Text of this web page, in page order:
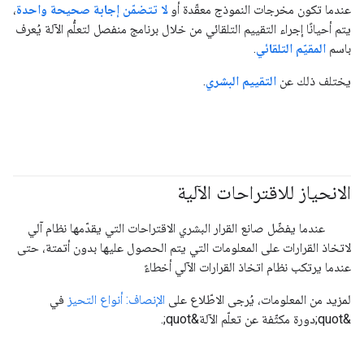
عندما تكون مخرجات النموذج معقّدة أولا تتضمّن إجابة صحيحة واحدة،
يتم أحيانًا إجراء التقييم التلقائي من خلال برنامج منفصل لتعلُّم الآلة يُعرف
باسم المقيّم التلقائي.
يختلف ذلك عن التقييم البشري.
الانحياز للاقتراحات الآلية
عندما يفضّل صانع القرار البشري الاقتراحات التي يقدّمها نظام آلي
لاتخاذ القرارات على المعلومات التي يتم الحصول عليها بدون أتمتة، حتى
عندما يرتكب نظام اتخاذ القرارات الآلي أخطاءً
لمزيد من المعلومات، يُرجى الاطّلاع على الإنصاف: أنواع التحيز في
&quot;دورة مكثّفة عن تعلّم الآلة&quot;.